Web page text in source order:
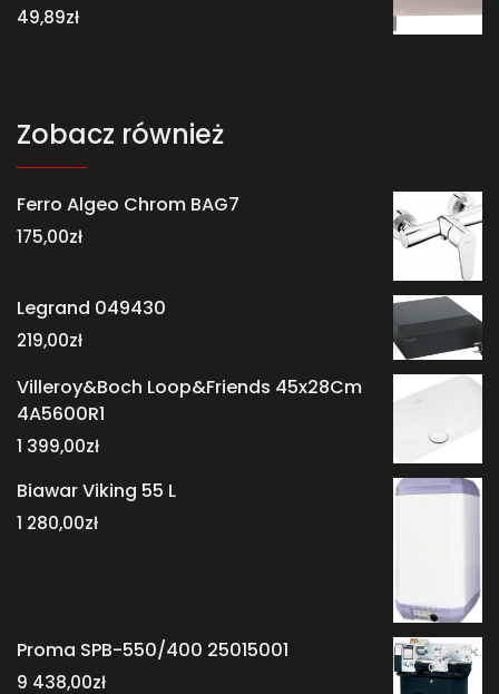
49,89zł
Zobacz również
Ferro Algeo Chrom BAG7
175,00zł
Legrand 049430
219,00zł
Villeroy&Boch Loop&Friends 45x28Cm
4A5600R1
1 399,00zł
Biawar Viking 55 L
1 280,00zł
Proma SPB-550/400 25015001
9 438,00zł